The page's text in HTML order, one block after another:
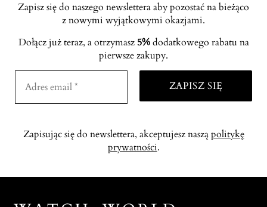
Zapisz się do naszego newslettera aby pozostać na bieżąco
z nowymi wyjątkowymi okazjami.
Dołącz już teraz, a otrzymasz 5%dodatkowego rabatu na
pierwsze zakupy.
Zapisując się do newslettera, akceptujesz nasząpolitykę
prywatności.